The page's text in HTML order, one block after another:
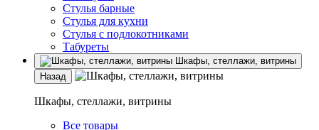
Стулья барные
Стулья для кухни
Стулья с подлокотниками
Табуреты
Шкафы, стеллажи, витрины
Назад
Шкафы, стеллажи, витрины
Все товары